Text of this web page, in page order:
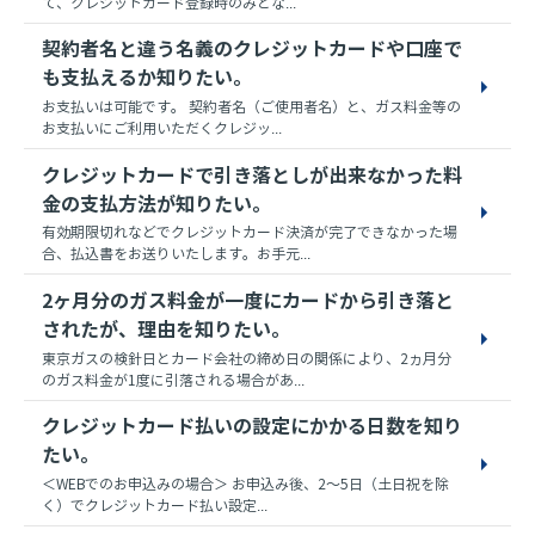
契約者名と違う名義のクレジットカードや口座で
も支払えるか知りたい。
お支払いは可能です。 契約者名（ご使用者名）と、ガス料金等の
お支払いにご利用いただくクレジッ...
クレジットカードで引き落としが出来なかった料
金の支払方法が知りたい。
有効期限切れなどでクレジットカード決済が完了できなかった場
合、払込書をお送りいたします。お手元...
2ヶ月分のガス料金が一度にカードから引き落と
されたが、理由を知りたい。
東京ガスの検針日とカード会社の締め日の関係により、2ヵ月分
のガス料金が1度に引落される場合があ...
クレジットカード払いの設定にかかる日数を知り
たい。
＜WEBでのお申込みの場合＞ お申込み後、2～5日（土日祝を除
く）でクレジットカード払い設定...